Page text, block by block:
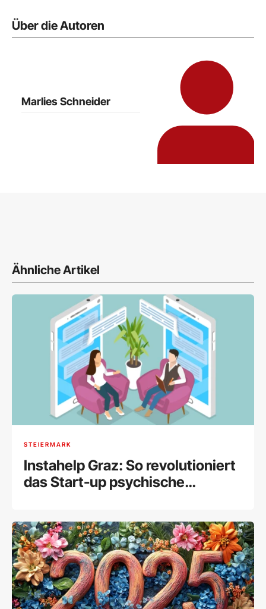
Über die Autoren
Marlies Schneider
Ähnliche Artikel
STEIERMARK
Instahelp Graz: So revolutioniert
das Start-up psychische